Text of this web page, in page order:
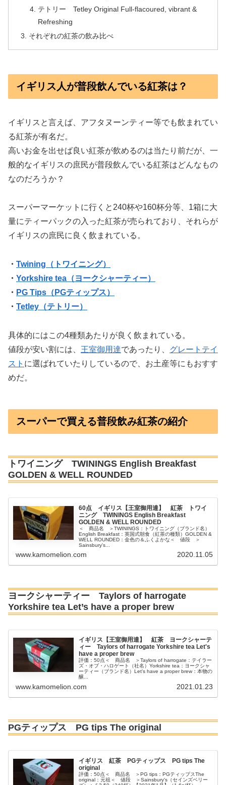
テトリー Tetley Original Full-flacoured, vibrant &
Refreshing
それぞれの紅茶の飲み比べ
イギリス人が普段飲んでいる紅茶は？
イギリスと言えば、アフタヌーンティー等でも飲まれてい
る紅茶が有名だ。
高いお金を出せば良い紅茶が飲めるのは当たり前だが、一
般的なイギリスの庶民が普段飲んでいる紅茶はどんなもの
なのだろうか？
スーパーマーケットに行くと240杯や160杯分等、1箱に大
量にティーパックの入った紅茶が売られており、それらが
イギリスの庶民に良く飲まれている。
・ Twining（トワイニング）
・ Yorkshire tea（ヨークシャーティー）
・ PG Tips（PGティップス）
・ Tetley（テトリー）
具体的にはこの4種類あたりが良く飲まれている。
値段が安い割には、 王室御用達であったり、 グレートテイ
スト に選ばれていたりしているので、お土産等にもおすす
めだ。
スーパーで買える普段飲み紅茶の紹介
トワイニング TWININGS English Breakfast
GOLDEN & WELL ROUNDED
60点 イギリス【王室御用達】 紅茶 トワイ
ニング TWININGS English Breakfast
GOLDEN & WELL ROUNDED
＜ 商品名 ＞TWININGS：トワイニング（ブランド名）
English Breakfast：英国式朝食（紅茶の種類）GOLDEN &
WELL ROUNDED：金色の＆ふくよかな＜ 値段 ＞
Sainsbury's...
www.kamomelion.com 2020.11.05
ヨークシャーティー Taylors of harrogate
Yorkshire tea Let’s have a proper brew
イギリス【王室御用達】 紅茶 ヨークシャーテ
ィー Taylors of harrogate Yorkshire tea Let's
have a proper brew
評価：50点＜ 商品名 ＞Taylors of harrogate：テイラー
ズ・オブ・ハロゲート（社名）Yorkshire tea：ヨークシャ
ーティー（ブランド名）Let's have a proper brew：本物の
醸...
www.kamomelion.com 2021.01.23
PGティップス PG tips The original
イギリス 紅茶 PGティップス PG tips The
original
評価：50点＜ 商品名 ＞PG tips：PGティップスThe
original：元祖＜ 値段 ＞Sainsbury's（セインズベリー